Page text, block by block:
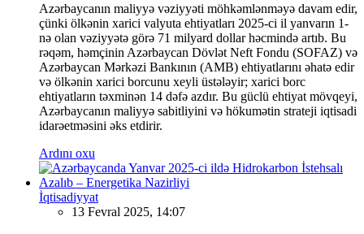
Azərbaycanın maliyyə vəziyyəti möhkəmlənməyə davam edir,
çünki ölkənin xarici valyuta ehtiyatları 2025-ci il yanvarın 1-
nə olan vəziyyətə görə 71 milyard dollar həcmində artıb. Bu
rəqəm, həmçinin Azərbaycan Dövlət Neft Fondu (SOFAZ) və
Azərbaycan Mərkəzi Bankının (AMB) ehtiyatlarını əhatə edir
və ölkənin xarici borcunu xeyli üstələyir; xarici borc
ehtiyatların təxminən 14 dəfə azdır. Bu güclü ehtiyat mövqeyi,
Azərbaycanın maliyyə sabitliyini və hökumətin strateji iqtisadi
idarəetməsini əks etdirir.
Ardını oxu
İqtisadiyyat
13 Fevral 2025, 14:07